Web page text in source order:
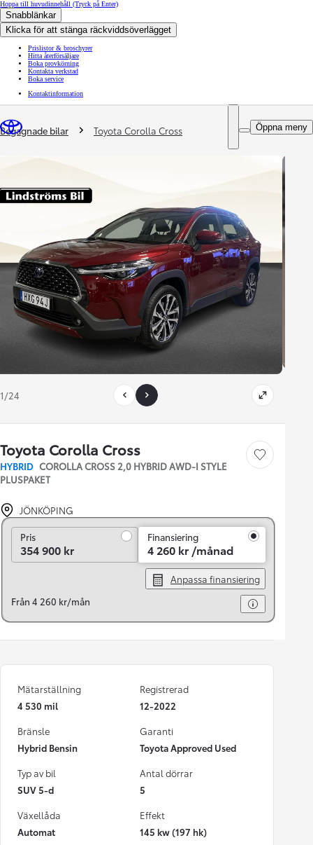
Hoppa till huvudinnehåll (Tryck på Enter)
Snabblänkar
Klicka för att stänga räckviddsöverlägget
Prislistor & broschyrer
Hitta återförsäljare
Boka provkörning
Kontakta verkstad
Boka service
Kontaktinformation
Öppna meny
You are here
Begagnade bilar Toyota Corolla Cross
1/24
Toyota Corolla Cross
HYBRID COROLLA CROSS 2,0 HYBRID AWD-I STYLE
PLUSPAKET
Save car
JÖNKÖPING
PrisPris
354 900 kr
Finansiering
4 260 kr /månad
Anpassa finansiering
Från 4 260 kr/mån
Mätarställning
4 530 mil
Registrerad
12-2022
Bränsle
Hybrid Bensin
Garanti
Toyota Approved Used
Typ av bil
SUV 5-d
Antal dörrar
5
Växellåda
Automat
Effekt
145 kw (197 hk)